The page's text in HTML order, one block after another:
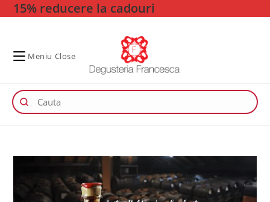
Skip15% reducere la cadouri
Meniu Close